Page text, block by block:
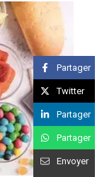
Partager
Twitter
Partager
Partager
Envoyer